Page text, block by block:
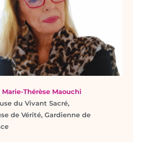
Marie-Thérèse Maouchi
du Vivant Sacré,
de Vérité, Gardienne de